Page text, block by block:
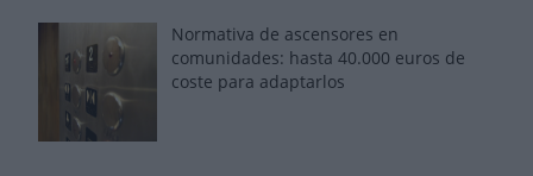
Normativa de ascensores en
comunidades: hasta 40.000 euros de
coste para adaptarlos